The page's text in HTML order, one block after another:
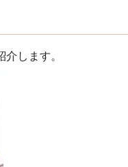
します。